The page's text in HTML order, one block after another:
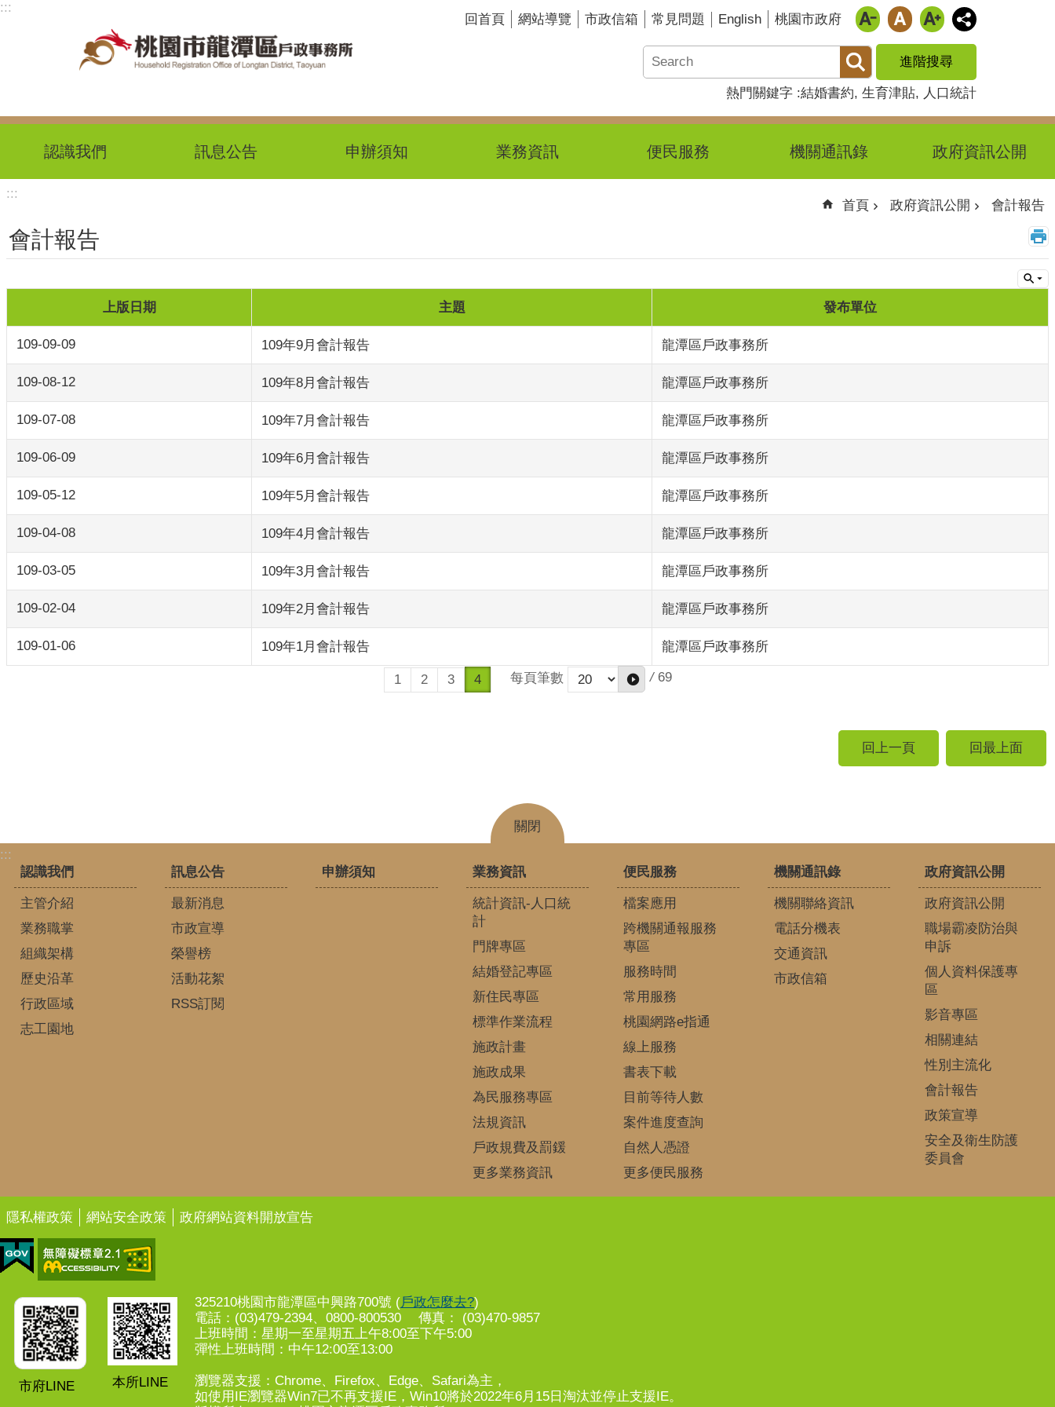
跳到主要內容區塊
:::
回首頁 網站導覽 市政信箱 常見問題 English 桃園市政府
進階搜尋
熱門關鍵字 結婚書約 生育津貼 人口統計
認識我們 訊息公告 申辦須知 業務資訊 便民服務 機關通訊錄 政府資訊公開
:::
首頁 政府資訊公開 會計報告
會計報告
上版日期 主題 發布單位
109-09-09 109年9月會計報告 龍潭區戶政事務所
109-08-12 109年8月會計報告 龍潭區戶政事務所
109-07-08 109年7月會計報告 龍潭區戶政事務所
109-06-09 109年6月會計報告 龍潭區戶政事務所
109-05-12 109年5月會計報告 龍潭區戶政事務所
109-04-08 109年4月會計報告 龍潭區戶政事務所
109-03-05 109年3月會計報告 龍潭區戶政事務所
109-02-04 109年2月會計報告 龍潭區戶政事務所
109-01-06 109年1月會計報告 龍潭區戶政事務所
1 2 3 4 每頁筆數 / 69
回上一頁 回最上面
關閉
:::
認識我們
主管介紹
業務職掌
組織架構
歷史沿革
行政區域
志工園地
訊息公告
最新消息
市政宣導
榮譽榜
活動花絮
RSS訂閱
申辦須知 業務資訊
統計資訊-人口統
計
門牌專區
結婚登記專區
新住民專區
標準作業流程
施政計畫
施政成果
為民服務專區
法規資訊
戶政規費及罰鍰
更多業務資訊
便民服務
檔案應用
跨機關通報服務
專區
服務時間
常用服務
桃園網路e指通
線上服務
書表下載
目前等待人數
案件進度查詢
自然人憑證
更多便民服務
機關通訊錄
機關聯絡資訊
電話分機表
交通資訊
市政信箱
政府資訊公開
政府資訊公開
職場霸凌防治與
申訴
個人資料保護專
區
影音專區
相關連結
性別主流化
會計報告
政策宣導
安全及衛生防護
委員會
隱私權政策 網站安全政策 政府網站資料開放宣告
市府LINE 本所LINE
325210桃園市龍潭區中興路700號 (戶政怎麼去?)
電話：(03)479-2394、0800-800530 傳真： (03)470-9857
上班時間：星期一至星期五上午8:00至下午5:00
彈性上班時間：中午12:00至13:00
瀏覽器支援：Chrome、Firefox、Edge、Safari為主，
如使用IE瀏覽器Win7已不再支援IE，Win10將於2022年6月15日淘汰並停止支援IE。